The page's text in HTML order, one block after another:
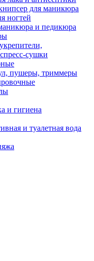
для маникюра
ногтей
и педикюра
сушки
пушеры, триммеры
и гигиена
и туалетная вода